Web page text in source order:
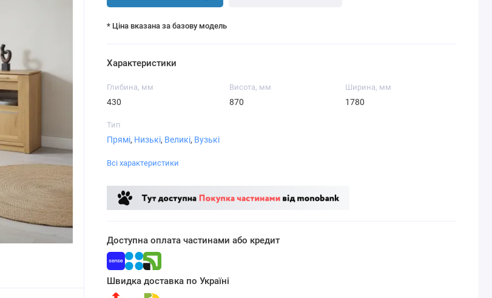
* Ціна вказана за базову модель
Характеристики
Глибина, мм
430
Висота, мм
870
Ширина, мм
1780
Тип
Прямі, Низькі, Великі, Вузькі
Всі характеристики
Доступна оплата частинами або кредит
Швидка доставка по Україні